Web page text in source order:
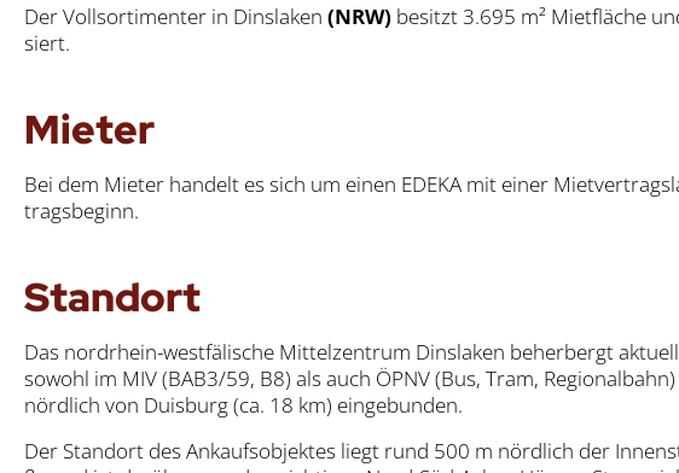
Der Voll­sor­ti­men­ter in Dins­la­ken (NRW) besitzt 3.695 m² Miet­flä­che
siert.
Mie­ter
Bei dem Mie­ter han­delt es sich um einen EDE­KA mit einer
trags­be­ginn.
Stand­ort
Das nord­rhein-west­fä­li­sche Mit­tel­zen­trum Dins­la­ken beher­bergt
sowohl im MIV (BAB3/59, B8) als auch ÖPNV (Bus, Tram,
nörd­lich von Duis­burg (ca. 18 km) ein­ge­bun­den.
Der Stand­ort des Ankaufs­ob­jek­tes liegt rund 500 m nörd­lich der